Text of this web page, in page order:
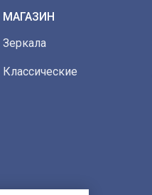
МАГАЗИН
Зеркала
Классические